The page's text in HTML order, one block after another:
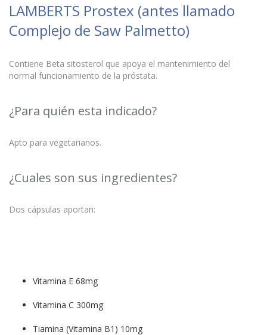
LAMBERTS Prostex (antes llamado
Complejo de Saw Palmetto)
Contiene Beta sitosterol que apoya el mantenimiento del
normal funcionamiento de la próstata.
¿Para quién esta indicado?
Apto para vegetarianos.
¿Cuales son sus ingredientes?
Dos cápsulas aportan:
Vitamina E 68mg
Vitamina C 300mg
Tiamina (Vitamina B1) 10mg